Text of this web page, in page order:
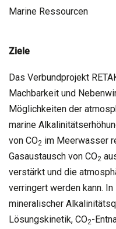
Marine Ressourcen
Ziele
Das Verbundprojekt
Machbarkeit und
Möglichkeiten der
marine
von CO2 im Meerwasser
Gasaustausch von CO2
verstärkt und die
verringert werden kann. In
mineralischer
Lösungskinetik, CO2-